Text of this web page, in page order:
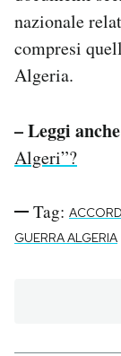
nazionale
compresi
Algeria.
– Leggi
Algeri”?
Tag:
GUERRA ALGERIA